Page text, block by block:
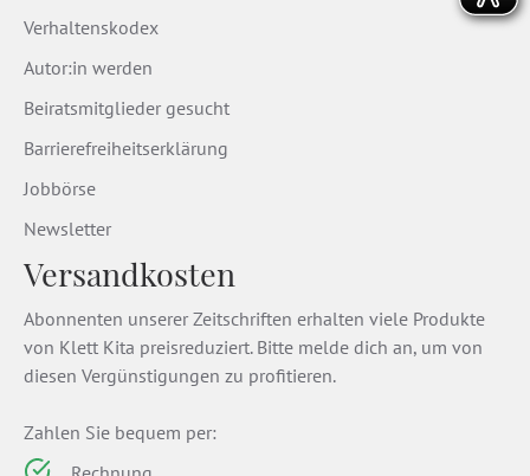
Verhaltenskodex
Autor:in werden
Beiratsmitglieder gesucht
Barrierefreiheitserklärung
Jobbörse
Newsletter
Versandkosten
Abonnenten unserer Zeitschriften erhalten viele Produkte
von Klett Kita preisreduziert. Bitte melde dich an, um von
diesen Vergünstigungen zu profitieren.
Zahlen Sie bequem per: